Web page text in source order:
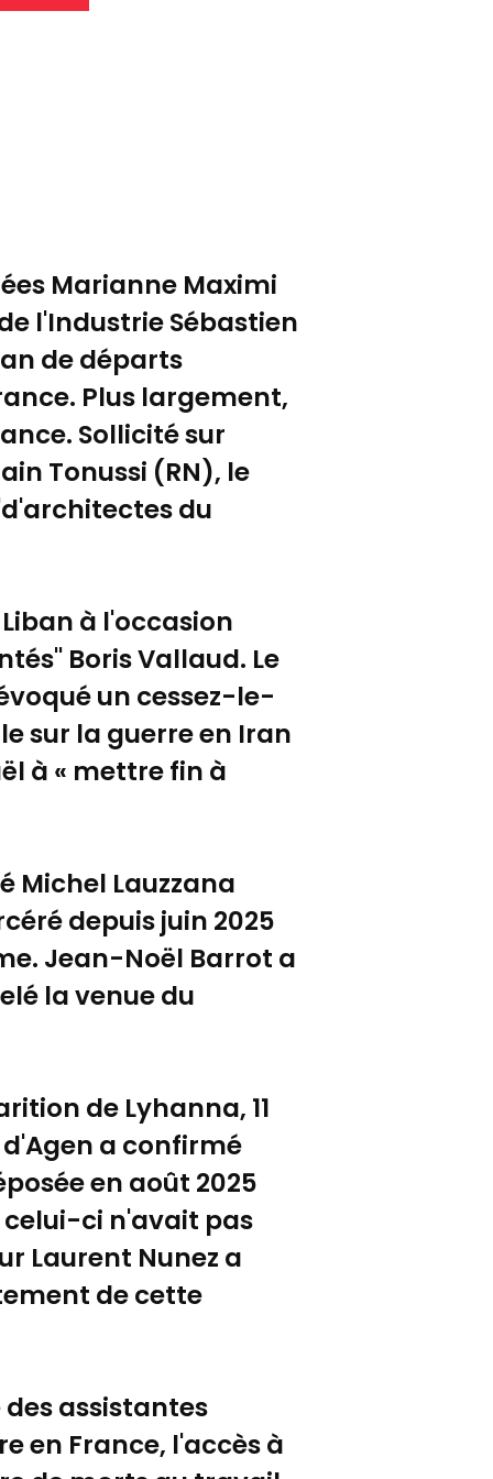
Marianne Maximi
l'Industrie Sébastien
de départs
Plus largement,
Sollicité sur
Tonussi (RN), le
du
à l'occasion
Boris Vallaud. Le
un cessez-le-
sur la guerre en Iran
à « mettre fin à
Michel Lauzzana
depuis juin 2025
Jean-Noël Barrot a
la venue du
de Lyhanna, 11
a confirmé
en août 2025
celui-ci n'avait pas
Laurent Nunez a
de cette
assistantes
en France, l'accès à